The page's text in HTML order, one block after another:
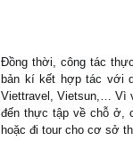
Đồng thời, công tác
bản kí kết hợp tác với
Viettravel, Vietsun,… Vì
đến thực tập về chỗ ở,
hoặc đi tour cho cơ sở